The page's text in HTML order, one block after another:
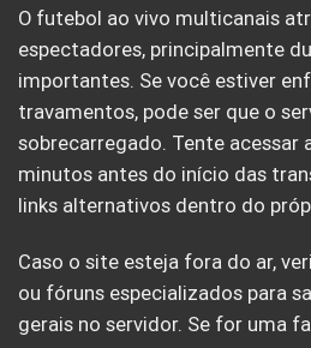
O futebol ao vivo multicanais
espectadores, principalmente
importantes. Se você estiver
travamentos, pode ser que o
sobrecarregado. Tente acessar
minutos antes do início das
links alternativos dentro do
Caso o site esteja fora do ar,
ou fóruns especializados para
gerais no servidor. Se for uma